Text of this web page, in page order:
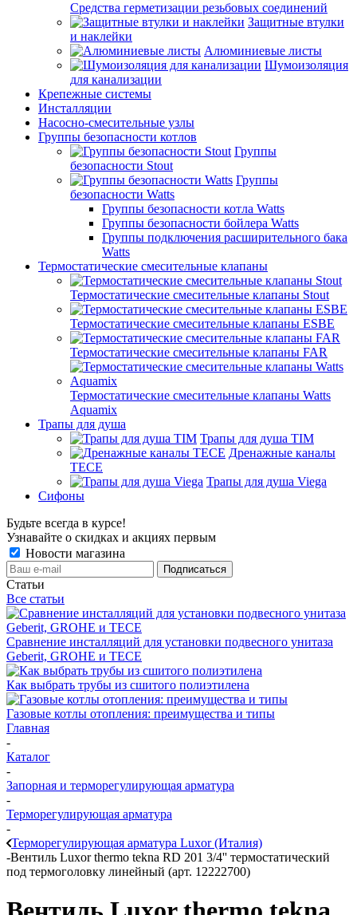
Средства герметизации резьбовых соединений
Защитные втулки
и наклейки
Алюминиевые листы
Шумоизоляция
для канализации
Крепежные системы
Инсталляции
Насосно-смесительные узлы
Группы безопасности котлов
Группы
безопасности Stout
Группы
безопасности Watts
Группы безопасности котла Watts
Группы безопасности бойлера Watts
Группы подключения расширительного бака
Watts
Термостатические смесительные клапаны
Термостатические смесительные клапаны Stout
Термостатические смесительные клапаны ESBE
Термостатические смесительные клапаны FAR
Термостатические смесительные клапаны Watts
Aquamix
Трапы для душа
Трапы для душа TIM
Дренажные каналы
TECE
Трапы для душа Viega
Сифоны
Будьте всегда в курсе!
Узнавайте о скидках и акциях первым
Новости магазина
Статьи
Все статьи
Сравнение инсталляций для установки подвесного унитаза
Geberit, GROHE и TECE
Как выбрать трубы из сшитого полиэтилена
Газовые котлы отопления: преимущества и типы
Главная
-
Каталог
-
Запорная и терморегулирующая арматура
-
Терморегулирующая арматура
-
Терморегулирующая арматура Luxor (Италия)
-Вентиль Luxor thermo tekna RD 201 3/4'' термостатический
под термоголовку линейный (арт. 12222700)